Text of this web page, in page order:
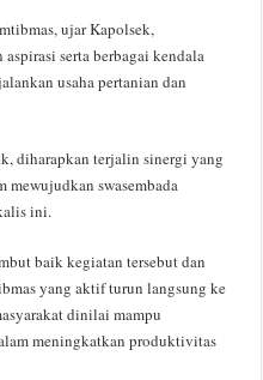
ujar Kapolsek,
serta berbagai kendala
usaha pertanian dan
diharapkan terjalin sinergi yang
mewujudkan swasembada
ini.
baik kegiatan tersebut dan
yang aktif turun langsung ke
dinilai mampu
meningkatkan produktivitas